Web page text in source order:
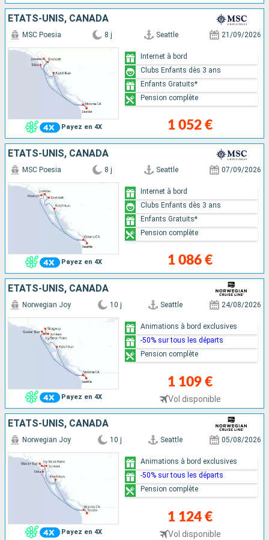
ÉTATS-UNIS, CANADA
Payez en 4X
MSC Poesia 8 j Seattle 21/09/2026
1 052 €
Internet à bord
Clubs Enfants dès 3 ans
Enfants Gratuits*
Pension complète
ÉTATS-UNIS, CANADA
Payez en 4X
MSC Poesia 8 j Seattle 07/09/2026
1 086 €
Internet à bord
Clubs Enfants dès 3 ans
Enfants Gratuits*
Pension complète
ÉTATS-UNIS, CANADA
Payez en 4X
Norwegian Joy 10 j Seattle 24/08/2026
1 109 €
Vol disponible
Animations à bord exclusives
-50% sur tous les départs
Pension complète
ÉTATS-UNIS, CANADA
Payez en 4X
Norwegian Joy 10 j Seattle 05/08/2026
1 124 €
Vol disponible
Animations à bord exclusives
-50% sur tous les départs
Pension complète